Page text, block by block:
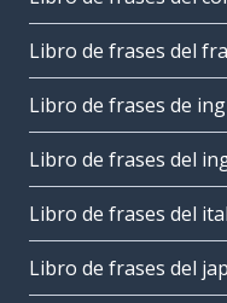
Libro de frases del
Libro de frases de
Libro de frases del
Libro de frases del
Libro de frases del